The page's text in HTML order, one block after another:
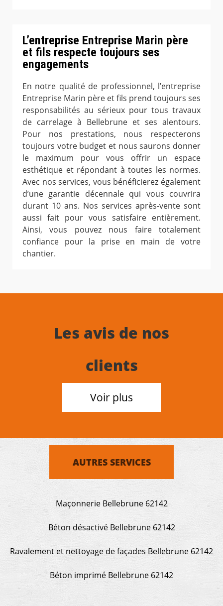
L’entreprise Entreprise Marin père
et fils respecte toujours ses
engagements
En notre qualité de professionnel, l’entreprise
Entreprise Marin père et fils prend toujours ses
responsabilités au sérieux pour tous travaux
de carrelage à Bellebrune et ses alentours.
Pour nos prestations, nous respecterons
toujours votre budget et nous saurons donner
le maximum pour vous offrir un espace
esthétique et répondant à toutes les normes.
Avec nos services, vous bénéficierez également
d’une garantie décennale qui vous couvrira
durant 10 ans. Nos services après-vente sont
aussi fait pour vous satisfaire entièrement.
Ainsi, vous pouvez nous faire totalement
confiance pour la prise en main de votre
chantier.
Les avis de nos
clients
Voir plus
AUTRES SERVICES
Maçonnerie Bellebrune 62142
Béton désactivé Bellebrune 62142
Ravalement et nettoyage de façades Bellebrune 62142
Béton imprimé Bellebrune 62142